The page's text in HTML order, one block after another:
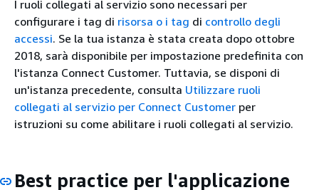
I ruoli collegati al servizio sono necessari per
configurare i tag di risorsa o i tag di controllo degli
accessi. Se la tua istanza è stata creata dopo ottobre
2018, sarà disponibile per impostazione predefinita con
l'istanza Connect Customer. Tuttavia, se disponi di
un'istanza precedente, consulta Utilizzare ruoli
collegati al servizio per Connect Customer per
istruzioni su come abilitare i ruoli collegati al servizio.
Best practice per l'applicazione